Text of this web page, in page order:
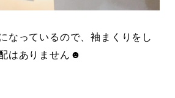
なっているので、袖まくりをし
はありません☻